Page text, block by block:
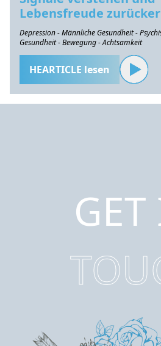
Lebensfreude
Depression - Männliche Gesundheit -
Gesundheit - Bewegung - Achtsamkeit
HEARTICLE lesen